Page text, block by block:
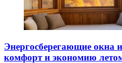
Энергосберегающие окна
комфорт и экономию